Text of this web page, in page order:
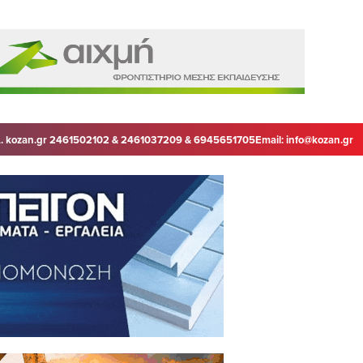
kozan.gr 2461502102 & 2461037209 & 6945651705Email:info@kozan.gr